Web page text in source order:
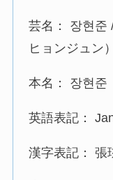
芸名： 장현준
ヒョンジュン）
本名： 장현준
英語表記：
漢字表記： 張